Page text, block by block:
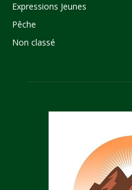
Expressions Jeunes
Pêche
Non classé